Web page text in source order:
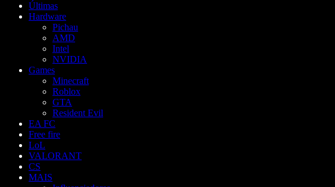
Últimas
Hardware
Pichau
AMD
Intel
NVIDIA
Games
Minecraft
Roblox
GTA
Resident Evil
EA FC
Free fire
LoL
VALORANT
CS
MAIS